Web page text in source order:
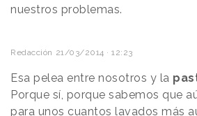
nuestros problemas.
Redacción 21/03/2014 · 12:23
Esa pelea entre nosotros y la
Porque sí, porque sabemos que
para unos cuantos lavados más